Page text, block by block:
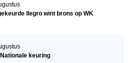
Ilegro wint brons op WK
keuring